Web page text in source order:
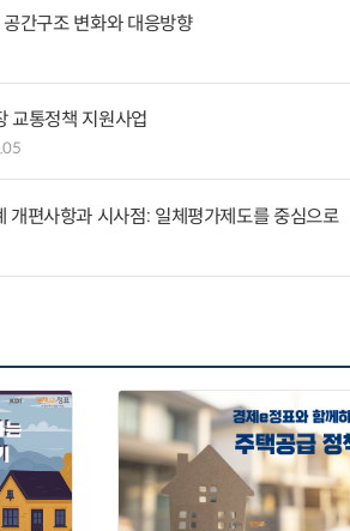
간구조 변화와 대응방향
교통정책 지원사업
개편사항과 시사점: 일체평가제도를 중심으로